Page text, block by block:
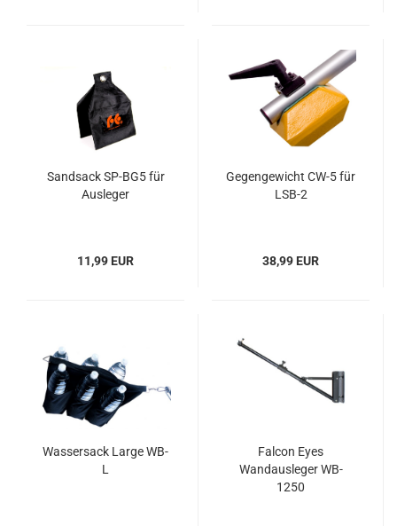
Sandsack SP-BG5 für
Ausleger
11,99 EUR
Gegengewicht CW-5 für
LSB-2
38,99 EUR
Wassersack Large WB-
L
Falcon Eyes
Wandausleger WB-
1250